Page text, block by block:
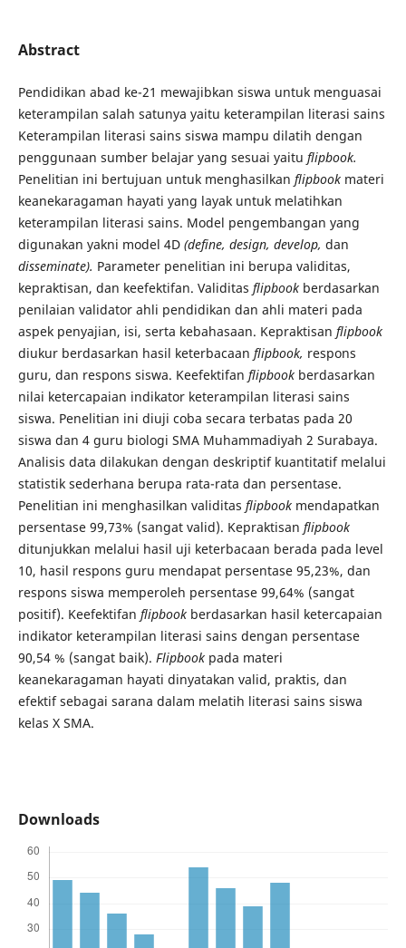
Abstract
Pendidikan abad ke-21 mewajibkan siswa untuk menguasai
keterampilan salah satunya yaitu keterampilan literasi sains
Keterampilan literasi sains siswa mampu dilatih dengan
penggunaan sumber belajar yang sesuai yaitu flipbook.
Penelitian ini bertujuan untuk menghasilkan flipbookmateri
keanekaragaman hayati yang layak untuk melatihkan
keterampilan literasi sains. Model pengembangan yang
digunakan yakni model 4D (define, design, develop, dan
disseminate). Parameter penelitian ini berupa validitas,
kepraktisan, dan keefektifan. Validitas flipbook berdasarkan
penilaian validator ahli pendidikan dan ahli materi pada
aspek penyajian, isi, serta kebahasaan. Kepraktisan flipbook
diukur berdasarkan hasil keterbacaan flipbook, respons
guru, dan respons siswa. Keefektifan flipbook berdasarkan
nilai ketercapaian indikator keterampilan literasi sains
siswa. Penelitian ini diuji coba secara terbatas pada 20
siswa dan 4 guru biologi SMA Muhammadiyah 2 Surabaya.
Analisis data dilakukan dengan deskriptif kuantitatif melalui
statistik sederhana berupa rata-rata dan persentase.
Penelitian ini menghasilkan validitas flipbook mendapatkan
persentase 99,73% (sangat valid). Kepraktisan flipbook
ditunjukkan melalui hasil uji keterbacaan berada pada level
10, hasil respons guru mendapat persentase 95,23%, dan
respons siswa memperoleh persentase 99,64% (sangat
positif). Keefektifan flipbook berdasarkan hasil ketercapaian
indikator keterampilan literasi sains dengan persentase
90,54 % (sangat baik). Flipbook pada materi
keanekaragaman hayati dinyatakan valid, praktis, dan
efektif sebagai sarana dalam melatih literasi sains siswa
kelas X SMA.
Downloads